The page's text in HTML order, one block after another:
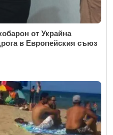
от Украйна
в Европейския съюз